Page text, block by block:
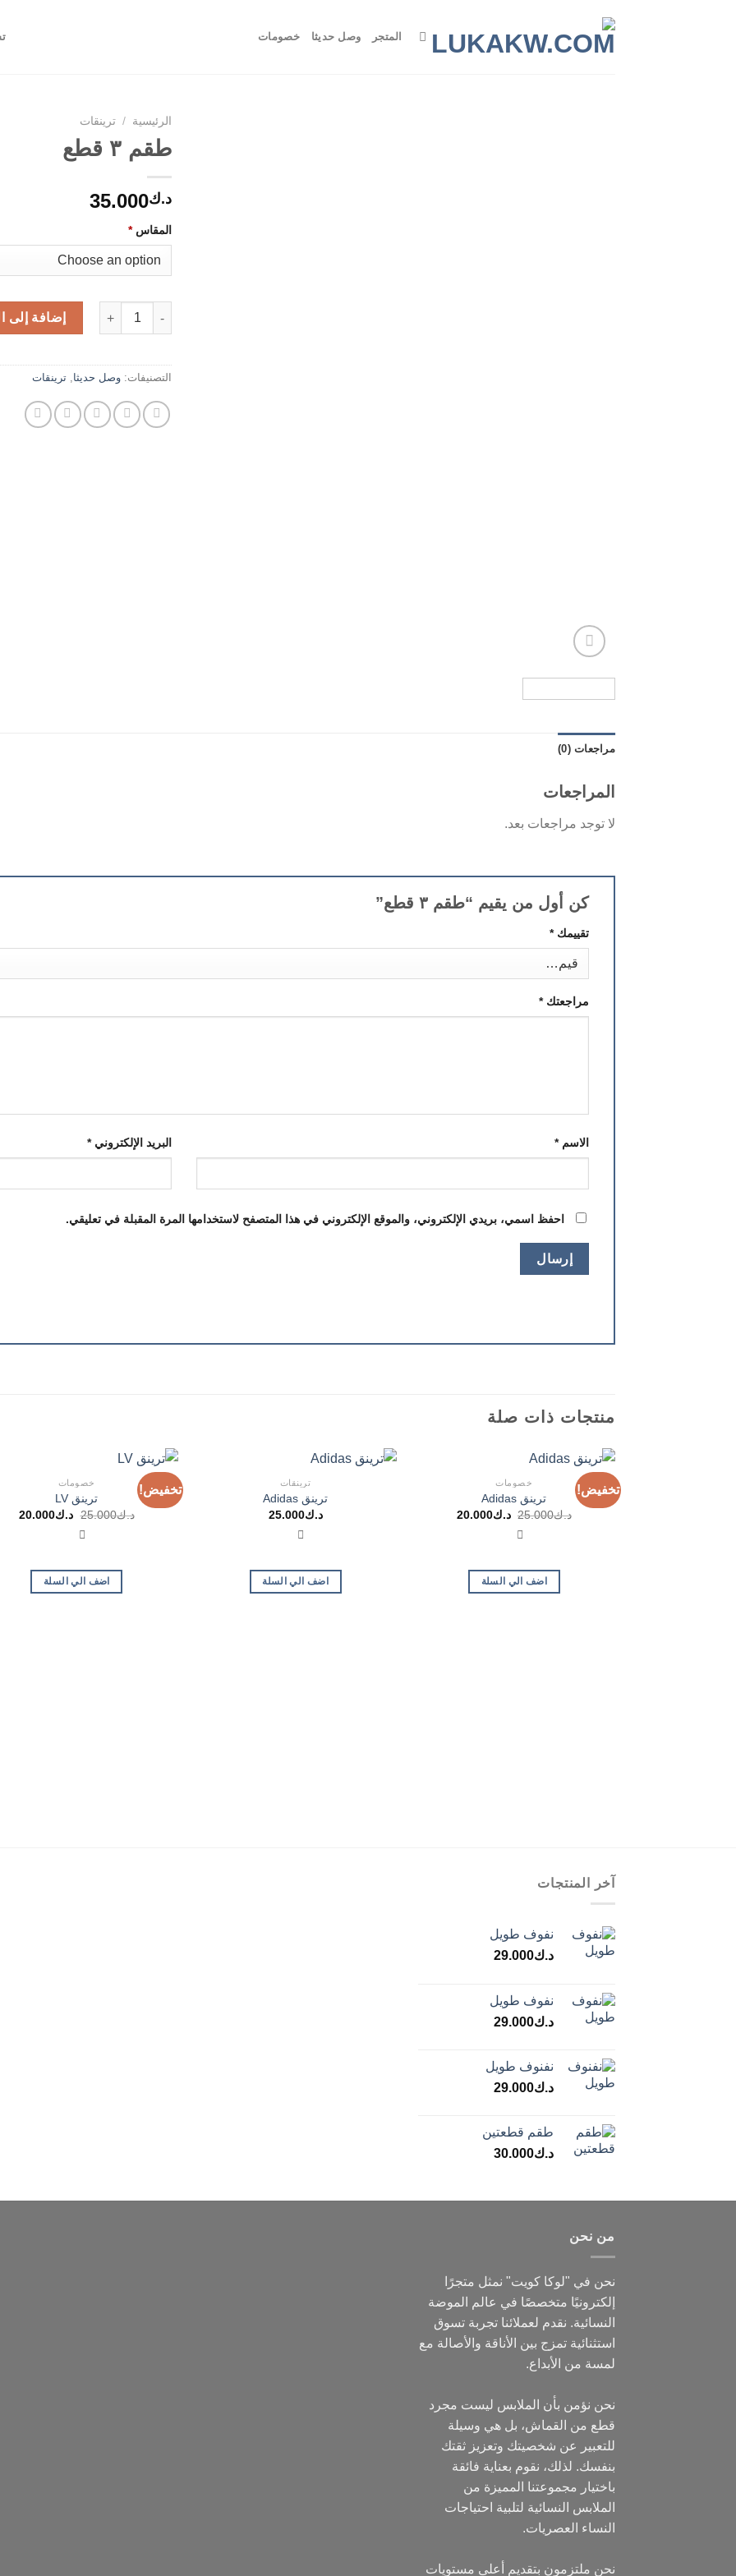
المتجر وصل حديثا خصومات
الرئيسية / ترينقات
طقم ٣ قطع
د.ك35.000
المقاس *
كمية طقم ٣ قطع
إضافة إلى
التصنيفات: وصل حديثا ترينقات
مراجعات (0)
المراجعات
لا توجد مراجعات بعد.
كن أول من يقيم “طقم ٣ قطع”
تقييمك*
مراجعتك*
الاسم* البريد الإلكتروني*
احفظ اسمي، بريدي الإلكتروني، والموقع الإلكتروني في هذا المتصفح لاستخدامها المرة المقبلة في تعليقي.
منتجات ذات صلة
تخفيض! خصومات
ترينق Adidas
د.ك25.000 السعر
د.ك20.000السعر
اضف الي السلة
ترينقات
ترينق Adidas
د.ك25.000
اضف الي السلة
تخفيض! خصومات
ترينق LV
د.ك25.000 السعر
د.ك20.000
اضف الي السلة
آخر المنتجات
نفوف طويل
د.ك29.000
نفوف طويل
د.ك29.000
نفنوف طويل
د.ك29.000
طقم قطعتين
د.ك30.000
من نحن
نحن في "لوكا كويت" نمثل متجرًا
إلكترونيًا متخصصًا في عالم الموضة
النسائية. نقدم لعملائنا تجربة تسوق
استثنائية تمزج بين الأناقة والأصالة مع
لمسة من الأبداع.
نحن نؤمن بأن الملابس ليست مجرد
قطع من القماش، بل هي وسيلة
للتعبير عن شخصيتك وتعزيز ثقتك
بنفسك. لذلك، نقوم بعناية فائقة
باختيار مجموعتنا المميزة من
الملابس النسائية لتلبية احتياجات
النساء العصريات.
نحن ملتزمون بتقديم أعلى مستويات